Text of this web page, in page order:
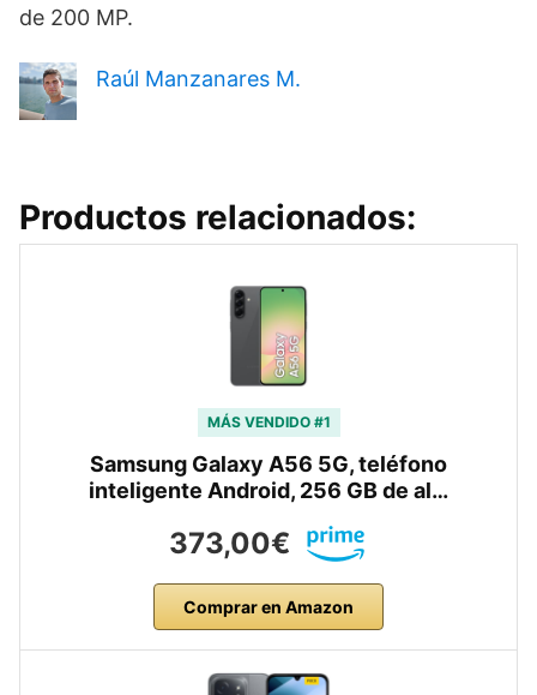
de 200 MP.
Raúl Manzanares M.
Productos relacionados:
MÁS VENDIDO #1
Samsung Galaxy A56 5G, teléfono
inteligente Android, 256 GB de al…
373,00€
Comprar en Amazon